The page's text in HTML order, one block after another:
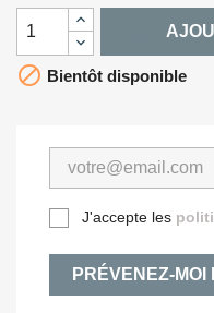
 Bientôt disponible
J'accepte les
PRÉVENEZ-